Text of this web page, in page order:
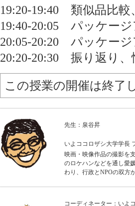
19:20-19:40 類似品比
19:40-20:05 パッケー
20:05-20:20 パッケー
20:20-20:30 振り返り
この授業の開催は終了
先生：泉谷昇
いよココロザシ大学学長
映画・映像作品の撮影を
のロケハンなどを通し愛
わり、行政とNPOの双方
コーディネーター：いよ